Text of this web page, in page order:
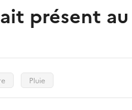
présent
Pluie